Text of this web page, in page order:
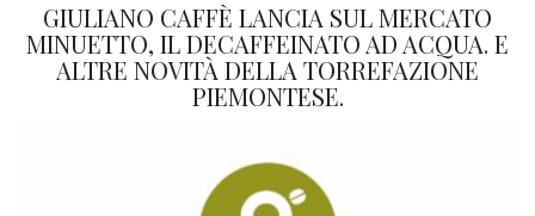
GIULIANO CAFFÈ LANCIA SUL MERCATO
MINUETTO, IL DECAFFEINATO AD ACQUA. E
ALTRE NOVITÀ DELLA TORREFAZIONE
PIEMONTESE.